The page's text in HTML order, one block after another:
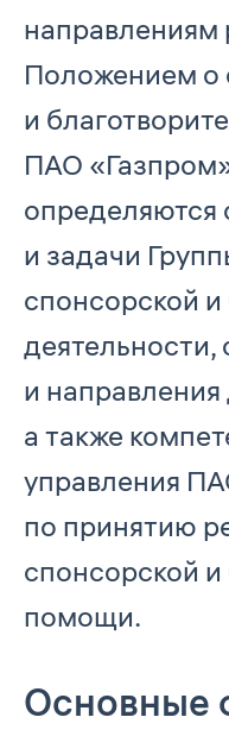
направлениям
Положением о
и
ПАО
определяются
и задачи
спонсорской и
и направления
а также
управления
по принятию
спонсорской и
помощи.
Основные